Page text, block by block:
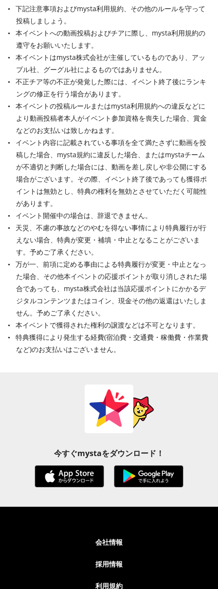
下記注意事項およびmysta利用規約、その他のルールを守って
投稿しましょう。
本イベントへの動画投稿およびチアに際し、mysta利用規約の
遵守をお願いいたします。
本イベントはmysta株式会社が主催しているものであり、アッ
プル社、グーグル社によるものではありません。
不正チア等の不正が発覚した際には、イベント終了後にランキ
ングの修正を行う場合があります。
本イベントの投稿ルールまたはmysta利用規約への違反などに
より動画投稿者本人がイベント参加資格を喪失した場合、賞金
などのお支払いは致しかねます。
イベント内容に記載されている事項を全て満たさずに動画を投
稿した場合、mysta規約に違反した場合、またはmystaチーム
が不適切と判断した場合には、動画を差し戻しや非公開にする
場合がございます。その際、イベント終了後であっても獲得ポ
イントは無効とし、特典の権利を無効とさせていただく可能性
があります。
イベント開催中の場合は、辞退できません。
天災、不慮の事故などのやむを得ない事情により特典履行が行
えない場合、特典が変更・補填・中止となることがございま
す。予めご了承ください。
万が一、前項に定める事由による特典履行が変更・中止となっ
た場合、その他本イベントの応援ポイントが取り消しされた場
合であっても、mysta株式会社は当該応援ポイントにかかるデ
ジタルコンテンツまたはコイン、現金その他の返還はいたしま
せん。予めご了承ください。
本イベントで獲得された権利の譲渡などは不可となります。
特典獲得により発生する経費(宿泊費・交通費・稼働費・作業費
など)のお支払いはございません。
今すぐmystaをダウンロード！
会社情報
採用情報
利用規約